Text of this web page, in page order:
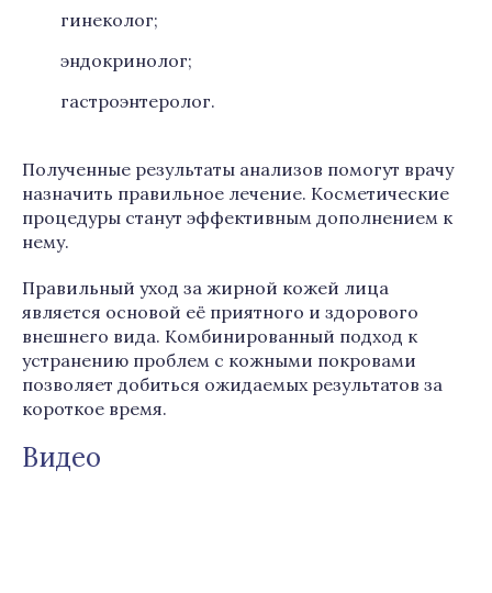
гинеколог;
эндокринолог;
гастроэнтеролог.
Полученные результаты анализов помогут врачу
назначить правильное лечение. Косметические
процедуры станут эффективным дополнением к
нему.
Правильный уход за жирной кожей лица
является основой её приятного и здорового
внешнего вида. Комбинированный подход к
устранению проблем с кожными покровами
позволяет добиться ожидаемых результатов за
короткое время.
Видео